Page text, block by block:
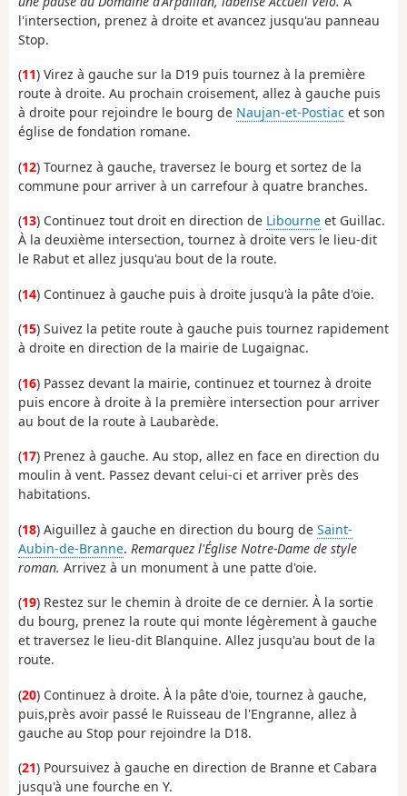
l'intersection, prenez à droite et avancez jusqu'au panneau
Stop.
(11) Virez à gauche sur la D19 puis tournez à la première
route à droite. Au prochain croisement, allez à gauche puis
à droite pour rejoindre le bourg de Naujan-et-Postiac et son
église de fondation romane.
(12) Tournez à gauche, traversez le bourg et sortez de la
commune pour arriver à un carrefour à quatre branches.
(13) Continuez tout droit en direction de Libourne et Guillac.
À la deuxième intersection, tournez à droite vers le lieu-dit
le Rabut et allez jusqu'au bout de la route.
(14) Continuez à gauche puis à droite jusqu'à la pâte d'oie.
(15) Suivez la petite route à gauche puis tournez rapidement
à droite en direction de la mairie de Lugaignac.
(16) Passez devant la mairie, continuez et tournez à droite
puis encore à droite à la première intersection pour arriver
au bout de la route à Laubarède.
(17) Prenez à gauche. Au stop, allez en face en direction du
moulin à vent. Passez devant celui-ci et arriver près des
habitations.
(18) Aiguillez à gauche en direction du bourg de Saint-
Aubin-de-Branne. Remarquez l'Église Notre-Dame de style
roman. Arrivez à un monument à une patte d'oie.
(19) Restez sur le chemin à droite de ce dernier. À la sortie
du bourg, prenez la route qui monte légèrement à gauche
et traversez le lieu-dit Blanquine. Allez jusqu'au bout de la
route.
(20) Continuez à droite. À la pâte d'oie, tournez à gauche,
puis,près avoir passé le Ruisseau de l'Engranne, allez à
gauche au Stop pour rejoindre la D18.
(21) Poursuivez à gauche en direction de Branne et Cabara
jusqu'à une fourche en Y.